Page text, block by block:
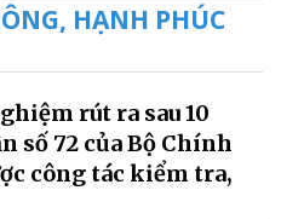
HẠNH PHÚC
rút ra sau 10
Bộ Chính
công tác kiểm tra,